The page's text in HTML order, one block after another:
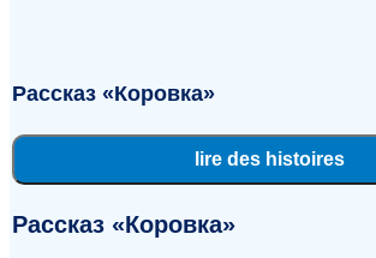
Рассказ «Коровка»
lire des histoires
Рассказ «Коровка»